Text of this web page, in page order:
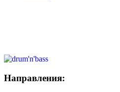
Направления: